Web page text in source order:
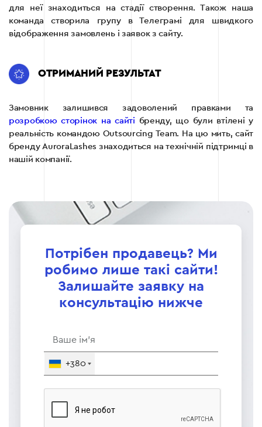
для неї знаходиться на стадії створення. Також наша
команда створила групу в Телеграмі для швидкого
відображення замовлень і заявок з сайту.
ОТРИМАНИЙ РЕЗУЛЬТАТ
Замовник залишився задоволений правками та
розробкою сторінок на сайті бренду, що були втілені у
реальність командою Outsourcing Team. На цю мить, сайт
бренду AuroraLashes знаходиться на технічній підтримці в
нашій компанії.
Потрібен продавець? Ми
робимо лише такі сайти!
Залишайте заявку на
консультацію нижче
+380